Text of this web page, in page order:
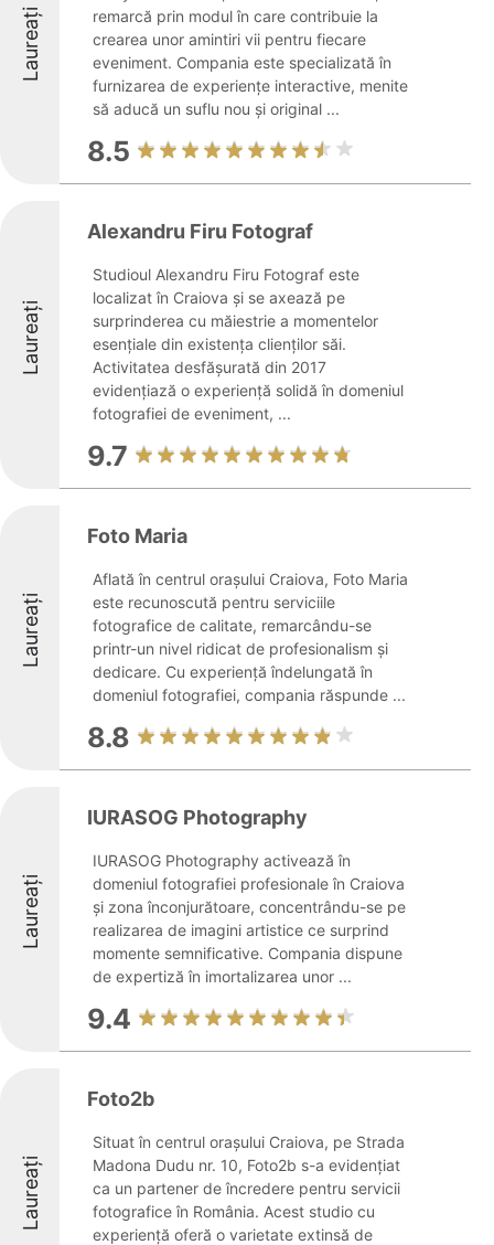
Laureați
remarcă prin modul în care contribuie la
crearea unor amintiri vii pentru fiecare
eveniment. Compania este specializată în
furnizarea de experiențe interactive, menite
să aducă un suflu nou și original ...
8.5
Laureați
Alexandru Firu Fotograf
Studioul Alexandru Firu Fotograf este
localizat în Craiova și se axează pe
surprinderea cu măiestrie a momentelor
esențiale din existența clienților săi.
Activitatea desfășurată din 2017
evidențiază o experiență solidă în domeniul
fotografiei de eveniment, ...
9.7
Laureați
Foto Maria
Aflată în centrul orașului Craiova, Foto Maria
este recunoscută pentru serviciile
fotografice de calitate, remarcându-se
printr-un nivel ridicat de profesionalism și
dedicare. Cu experiență îndelungată în
domeniul fotografiei, compania răspunde ...
8.8
Laureați
IURASOG Photography
IURASOG Photography activează în
domeniul fotografiei profesionale în Craiova
și zona înconjurătoare, concentrându-se pe
realizarea de imagini artistice ce surprind
momente semnificative. Compania dispune
de expertiză în imortalizarea unor ...
9.4
Laureați
Foto2b
Situat în centrul orașului Craiova, pe Strada
Madona Dudu nr. 10, Foto2b s-a evidențiat
ca un partener de încredere pentru servicii
fotografice în România. Acest studio cu
experiență oferă o varietate extinsă de